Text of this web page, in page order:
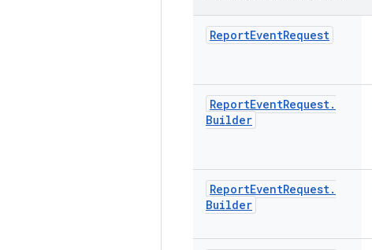
ReportEventRequest
ReportEventRequest.
Builder
ReportEventRequest.
Builder